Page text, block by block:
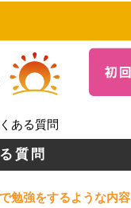
ある質問
質問
勉強をするような内